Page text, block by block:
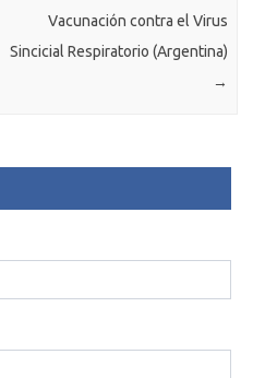
Vacunación contra el Virus
Sincicial Respiratorio (Argentina)
→